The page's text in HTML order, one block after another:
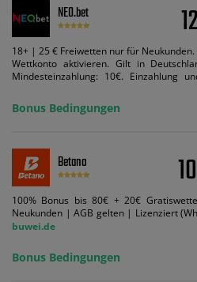
NEO.bet
18+ | 25 € Freiwetten nur für
Wettkonto aktivieren. Gilt in
Mindesteinzahlung: 10€. Einzahlung
Bedingungen können geändert werden.
Suchtrisiken: buwei.de.
Bonus Bedingungen
Betano
100% Bonus bis 80€ + 20€
Neukunden | AGB gelten | Lizenziert
buwei.de
Bonus Bedingungen